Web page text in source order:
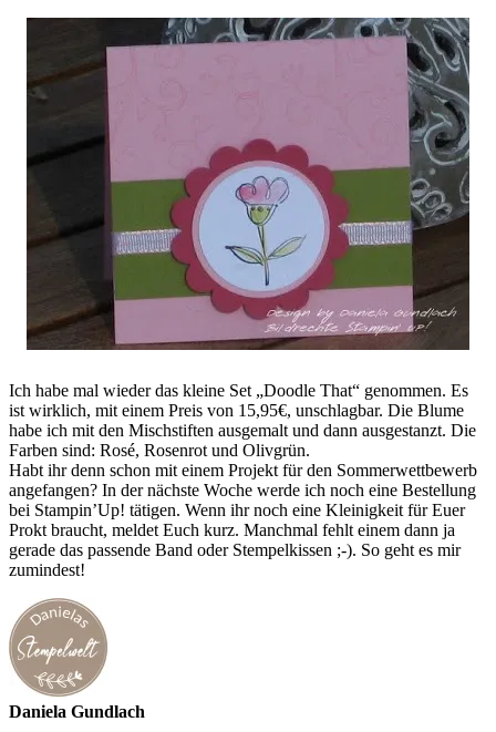
Ich habe mal wieder das kleine Set „Doodle That“ genommen. Es
ist wirklich, mit einem Preis von 15,95€, unschlagbar. Die Blume
habe ich mit den Mischstiften ausgemalt und dann ausgestanzt. Die
Farben sind: Rosé, Rosenrot und Olivgrün.
Habt ihr denn schon mit einem Projekt für den Sommerwettbewerb
angefangen? In der nächste Woche werde ich noch eine Bestellung
bei Stampin’Up! tätigen. Wenn ihr noch eine Kleinigkeit für Euer
Prokt braucht, meldet Euch kurz. Manchmal fehlt einem dann ja
gerade das passende Band oder Stempelkissen ;-). So geht es mir
zumindest!
Daniela Gundlach